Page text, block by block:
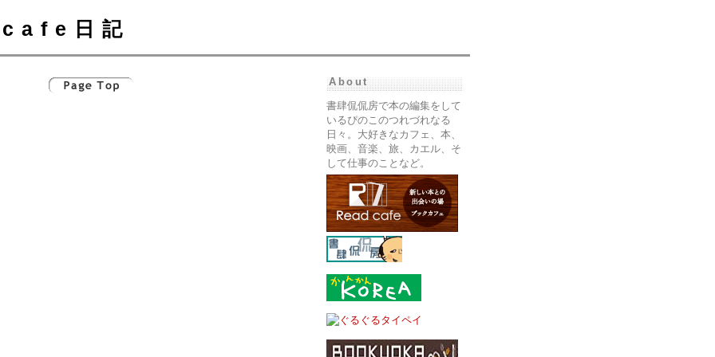
cafe日記
About
書肆侃侃房で本の編集をして
いるぴのこのつれづれなる
日々。大好きなカフェ、本、
映画、音楽、旅、カエル、そ
して仕事のことなど。